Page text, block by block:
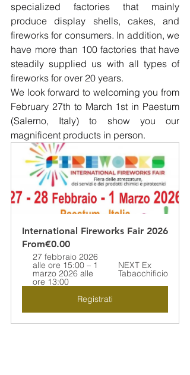
specialized factories that mainly
produce display shells, cakes, and
fireworks for consumers. In addition, we
have more than 100 factories that have
steadily supplied us with all types of
fireworks for over 20 years.
We look forward to welcoming you from
February 27th to March 1st in Paestum
(Salerno, Italy) to show you our
magnificent products in person.
International Fireworks Fair 2026
From€0.00
27 febbraio 2026
alle ore 15:00 – 1
marzo 2026 alle
ore 13:00
NEXT Ex
Tabacchificio
Registrati